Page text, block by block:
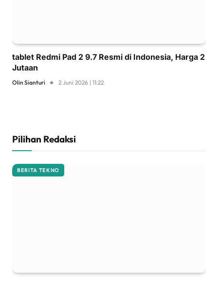
tablet Redmi Pad 2 9.7 Resmi di Indonesia, Harga 2
Jutaan
Olin Sianturi 2 Juni 2026 | 11:22
Pilihan Redaksi
BERITA TEKNO